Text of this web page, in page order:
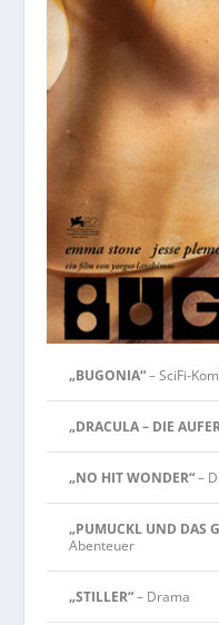
„BUGONIA“– SciFi-
„DRACULA – DIE
„NO HIT WONDER“–
„PUMUCKL UND DAS
Abenteuer
„STILLER“– Drama